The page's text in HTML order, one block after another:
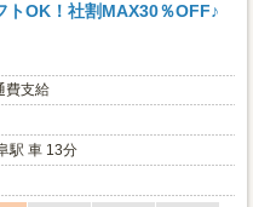
トOK！社割MAX30％OFF♪
費支給
駅 車 13分